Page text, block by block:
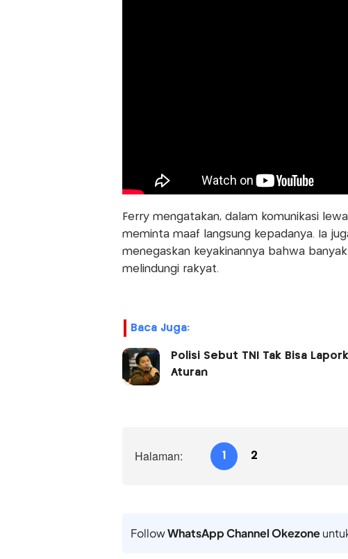
Ferry mengatakan, dalam komunikasi
meminta maaf langsung kepadanya. Ia
menegaskan keyakinannya bahwa
melindungi rakyat.
Baca Juga:
Polisi Sebut TNI Tak Bisa
Aturan
Halaman: 1 2
FollowWhatsApp Channel Okezone